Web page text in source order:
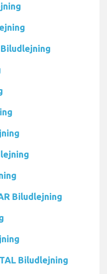
Biludlejning
Biludlejning
Biludlejning